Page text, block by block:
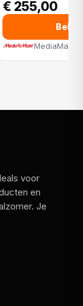
€ 255,00
MediaMarkt
voor
en
Je